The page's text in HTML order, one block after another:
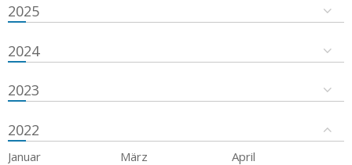
2025
2024
2023
2022
Januar März
April